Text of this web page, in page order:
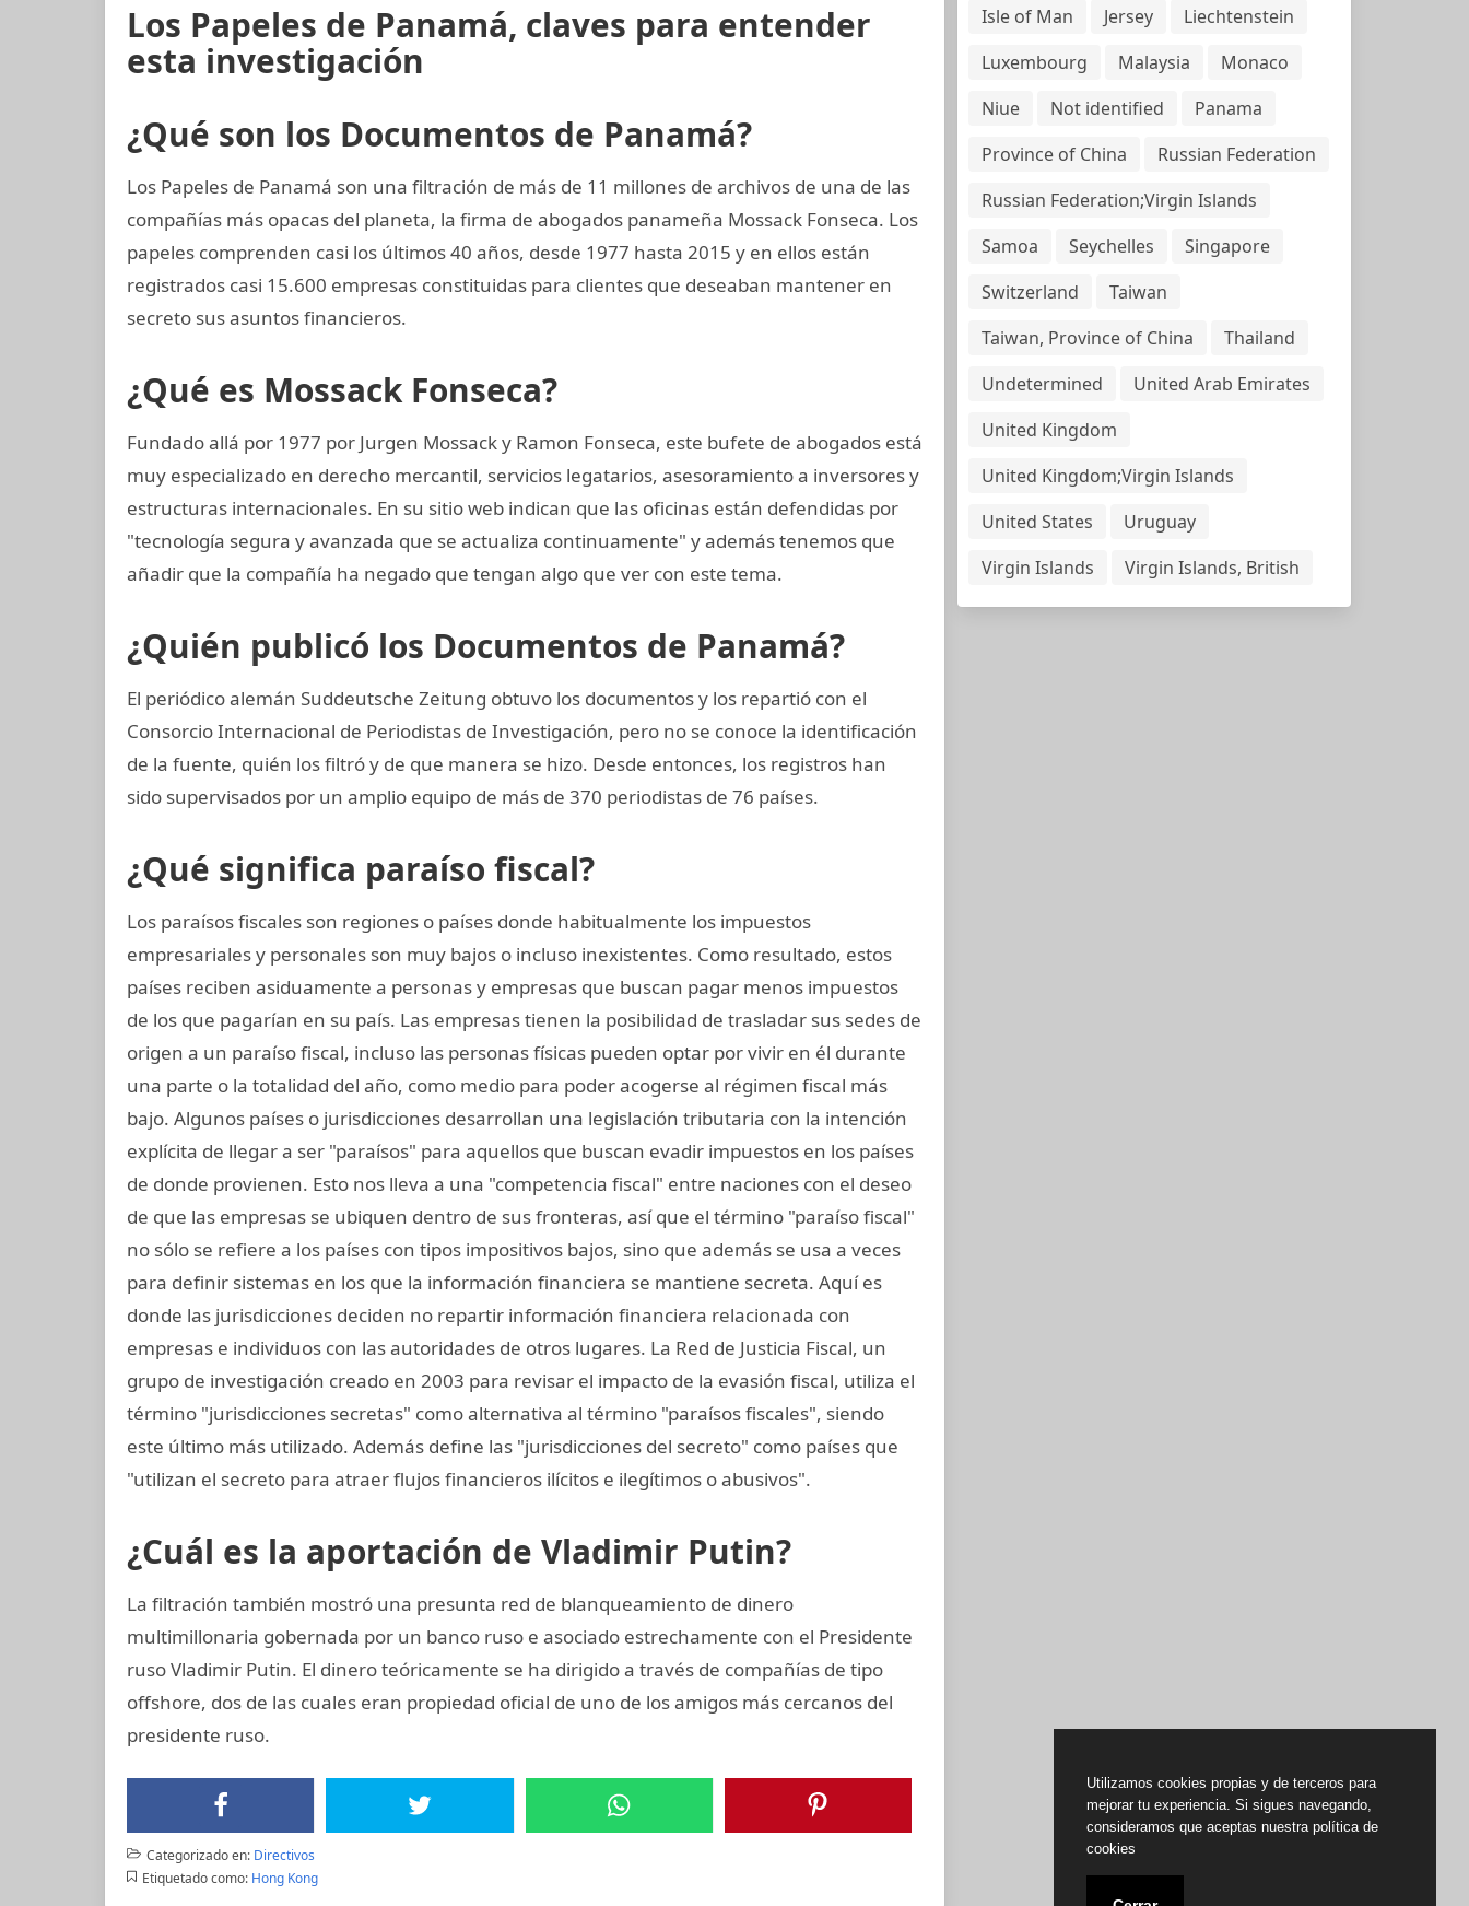
Los Papeles de Panamá, claves para entender
esta investigación
¿Qué son los Documentos de Panamá?
Los Papeles de Panamá son una filtración de más de 11 millones de archivos de una de las
compañías más opacas del planeta, la firma de abogados panameña Mossack Fonseca. Los
papeles comprenden casi los últimos 40 años, desde 1977 hasta 2015 y en ellos están
registrados casi 15.600 empresas constituidas para clientes que deseaban mantener en
secreto sus asuntos financieros.
¿Qué es Mossack Fonseca?
Fundado allá por 1977 por Jurgen Mossack y Ramon Fonseca, este bufete de abogados está
muy especializado en derecho mercantil, servicios legatarios, asesoramiento a inversores y
estructuras internacionales. En su sitio web indican que las oficinas están defendidas por
"tecnología segura y avanzada que se actualiza continuamente" y además tenemos que
añadir que la compañía ha negado que tengan algo que ver con este tema.
¿Quién publicó los Documentos de Panamá?
El periódico alemán Suddeutsche Zeitung obtuvo los documentos y los repartió con el
Consorcio Internacional de Periodistas de Investigación, pero no se conoce la identificación
de la fuente, quién los filtró y de que manera se hizo. Desde entonces, los registros han
sido supervisados por un amplio equipo de más de 370 periodistas de 76 países.
¿Qué significa paraíso fiscal?
Los paraísos fiscales son regiones o países donde habitualmente los impuestos
empresariales y personales son muy bajos o incluso inexistentes. Como resultado, estos
países reciben asiduamente a personas y empresas que buscan pagar menos impuestos
de los que pagarían en su país. Las empresas tienen la posibilidad de trasladar sus sedes de
origen a un paraíso fiscal, incluso las personas físicas pueden optar por vivir en él durante
una parte o la totalidad del año, como medio para poder acogerse al régimen fiscal más
bajo. Algunos países o jurisdicciones desarrollan una legislación tributaria con la intención
explícita de llegar a ser "paraísos" para aquellos que buscan evadir impuestos en los países
de donde provienen. Esto nos lleva a una "competencia fiscal" entre naciones con el deseo
de que las empresas se ubiquen dentro de sus fronteras, así que el término "paraíso fiscal"
no sólo se refiere a los países con tipos impositivos bajos, sino que además se usa a veces
para definir sistemas en los que la información financiera se mantiene secreta. Aquí es
donde las jurisdicciones deciden no repartir información financiera relacionada con
empresas e individuos con las autoridades de otros lugares. La Red de Justicia Fiscal, un
grupo de investigación creado en 2003 para revisar el impacto de la evasión fiscal, utiliza el
término "jurisdicciones secretas" como alternativa al término "paraísos fiscales", siendo
este último más utilizado. Además define las "jurisdicciones del secreto" como países que
"utilizan el secreto para atraer flujos financieros ilícitos e ilegítimos o abusivos".
¿Cuál es la aportación de Vladimir Putin?
La filtración también mostró una presunta red de blanqueamiento de dinero
multimillonaria gobernada por un banco ruso e asociado estrechamente con el Presidente
ruso Vladimir Putin. El dinero teóricamente se ha dirigido a través de compañías de tipo
offshore, dos de las cuales eran propiedad oficial de uno de los amigos más cercanos del
presidente ruso.
Categorizado en: Directivos
Etiquetado como: Hong Kong
Isle of Man
Jersey
Liechtenstein
Luxembourg
Malaysia
Monaco
Niue
Not identified
Panama
Province of China
Russian Federation
Russian Federation;Virgin Islands
Samoa
Seychelles
Singapore
Switzerland
Taiwan
Taiwan, Province of China
Thailand
Undetermined
United Arab Emirates
United Kingdom
United Kingdom;Virgin Islands
United States
Uruguay
Virgin Islands
Virgin Islands, British
Utilizamos cookies propias y de terceros para
mejorar tu experiencia. Si sigues navegando,
consideramos que aceptas nuestra política de
cookies